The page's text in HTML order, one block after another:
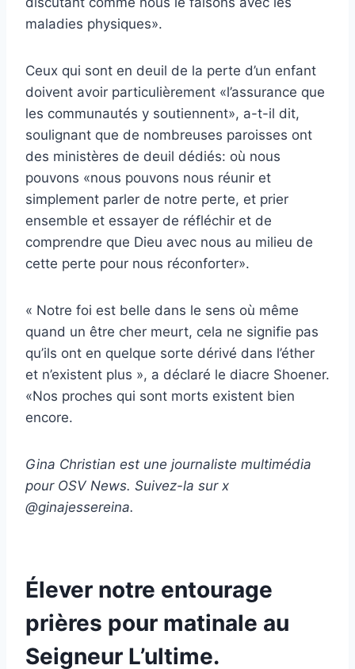
maladies physiques».
Ceux qui sont en deuil de la perte d’un enfant
doivent avoir particulièrement «l’assurance que
les communautés y soutiennent», a-t-il dit,
soulignant que de nombreuses paroisses ont
des ministères de deuil dédiés: où nous
pouvons «nous pouvons nous réunir et
simplement parler de notre perte, et prier
ensemble et essayer de réfléchir et de
comprendre que Dieu avec nous au milieu de
cette perte pour nous réconforter».
« Notre foi est belle dans le sens où même
quand un être cher meurt, cela ne signifie pas
qu’ils ont en quelque sorte dérivé dans l’éther
et n’existent plus », a déclaré le diacre Shoener.
«Nos proches qui sont morts existent bien
encore.
Gina Christian est une journaliste multimédia
pour OSV News. Suivez-la sur x
@ginajessereina.
Élever notre entourage
prières pour matinale au
Seigneur L’ultime.